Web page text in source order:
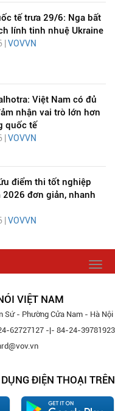
tế trưa 29/6: Nga bất
lính tinh nhuệ Ukraine
VOVVN
Việt Nam có đủ
nhận vai trò lớn hơn
quốc tế
VOVVN
điểm thi tốt nghiệp
2026 đơn giản, nhanh
VOVVN
VIỆT NAM
Sứ - Phường Cửa Nam - Hà Nội
62727127 -|- 84-24-39781923
ĐIỆN THOẠI TRÊN